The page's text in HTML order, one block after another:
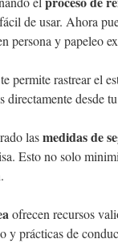
de usar. Ahora
persona y papeleo
te permite rastrear el
desde
lasmedidas de
Esto no solo
ofrecen recursos
prácticas de